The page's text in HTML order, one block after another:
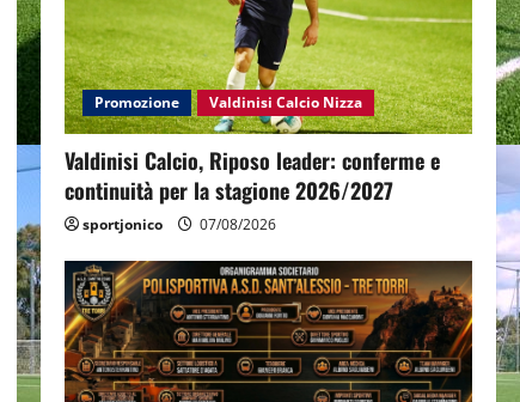
Promozione Valdinisi Calcio Nizza
Valdinisi Calcio, Riposo leader: conferme e
continuità per la stagione 2026/2027
sportjonico 07/08/2026